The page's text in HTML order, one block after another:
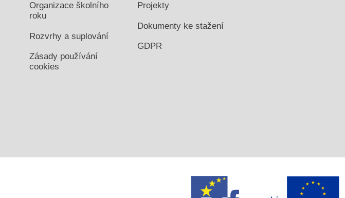
Organizace školního
roku
Rozvrhy a suplování
Zásady používání
cookies
Projekty
Dokumenty ke stažení
GDPR